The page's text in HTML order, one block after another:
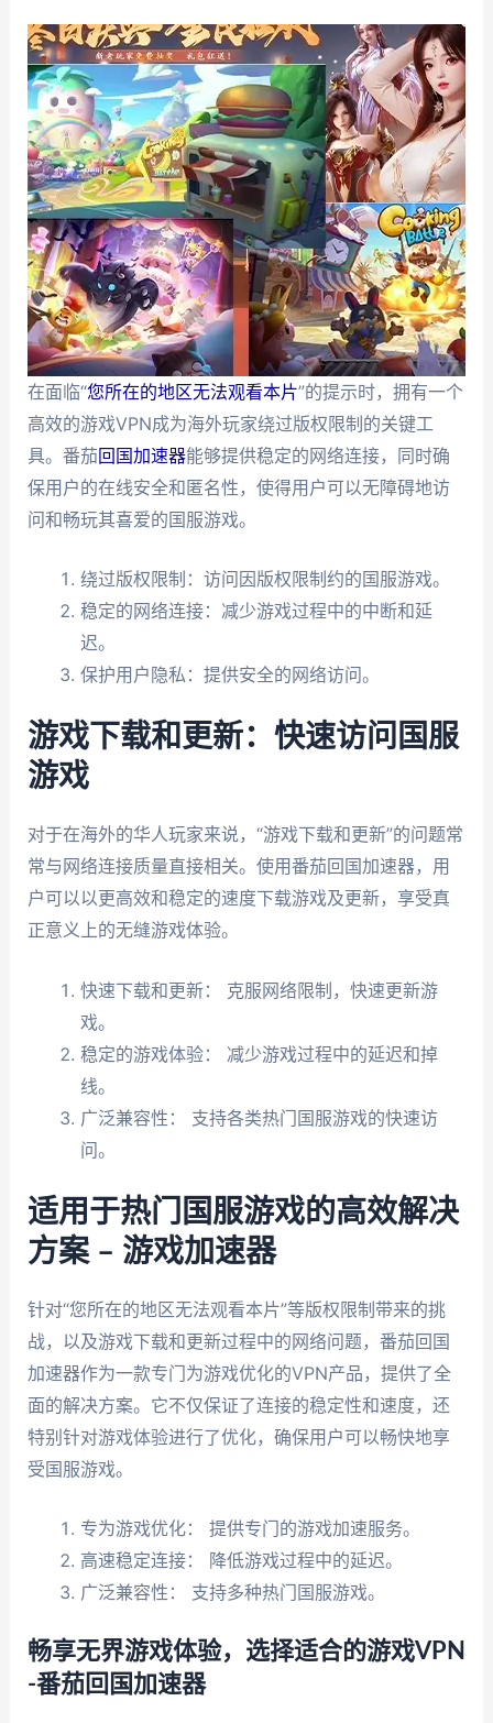
在面临“您所在的地区无法观看本片”的提示时，拥有一个
高效的游戏VPN成为海外玩家绕过版权限制的关键工
具。番茄回国加速器能够提供稳定的网络连接，同时确
保用户的在线安全和匿名性，使得用户可以无障碍地访
问和畅玩其喜爱的国服游戏。
绕过版权限制：访问因版权限制约的国服游戏。
稳定的网络连接：减少游戏过程中的中断和延
迟。
保护用户隐私：提供安全的网络访问。
游戏下载和更新：快速访问国服
游戏
对于在海外的华人玩家来说，“游戏下载和更新”的问题常
常与网络连接质量直接相关。使用番茄回国加速器，用
户可以以更高效和稳定的速度下载游戏及更新，享受真
正意义上的无缝游戏体验。
快速下载和更新： 克服网络限制，快速更新游
戏。
稳定的游戏体验： 减少游戏过程中的延迟和掉
线。
广泛兼容性： 支持各类热门国服游戏的快速访
问。
适用于热门国服游戏的高效解决
方案 – 游戏加速器
针对“您所在的地区无法观看本片”等版权限制带来的挑
战，以及游戏下载和更新过程中的网络问题，番茄回国
加速器作为一款专门为游戏优化的VPN产品，提供了全
面的解决方案。它不仅保证了连接的稳定性和速度，还
特别针对游戏体验进行了优化，确保用户可以畅快地享
受国服游戏。
专为游戏优化： 提供专门的游戏加速服务。
高速稳定连接： 降低游戏过程中的延迟。
广泛兼容性： 支持多种热门国服游戏。
畅享无界游戏体验，选择适合的游戏VPN
-番茄回国加速器